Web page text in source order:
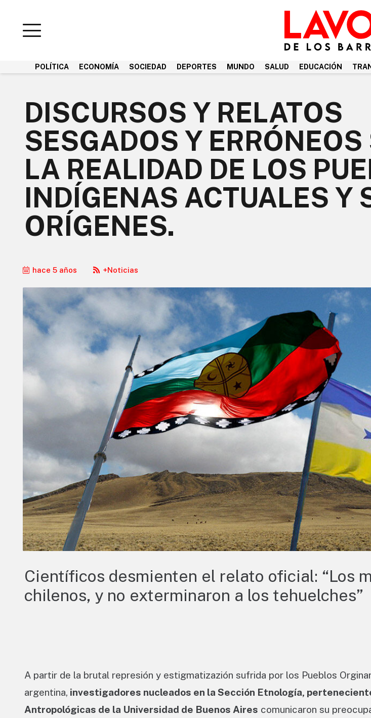
POLÍTICA ECONOMÍA SOCIEDAD DEPORTES MUNDO SALUD EDUCACIÓN
DISCURSOS Y RELATOS
SESGADOS Y ERRÓNEOS
LA REALIDAD DE LOS
INDÍGENAS ACTUALES Y
ORÍGENES.
hace 5 años +Noticias
Científicos desmienten el relato oficial: “Los
chilenos, y no exterminaron a los tehuelches”
A partir de la brutal represión y estigmatizazión sufrida por los Pueblos
argentina, investigadores nucleados en la Sección Etnología,
Antropológicas de la Universidad de Buenos Aires comunicaron su